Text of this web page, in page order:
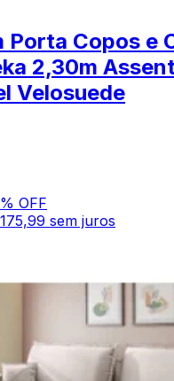
Porta Copos e
2,30m
Velosuede
% OFF
sem juros